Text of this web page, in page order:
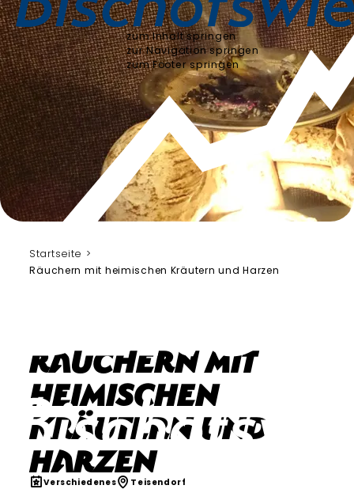
zum Inhalt springen
zur Navigation springen
zum Footer springen
Startseite
Räuchern mit heimischen Kräutern und Harzen
Räuchern mit
heimischen
Kräutern und
Harzen
Verschiedenes
Teisendorf